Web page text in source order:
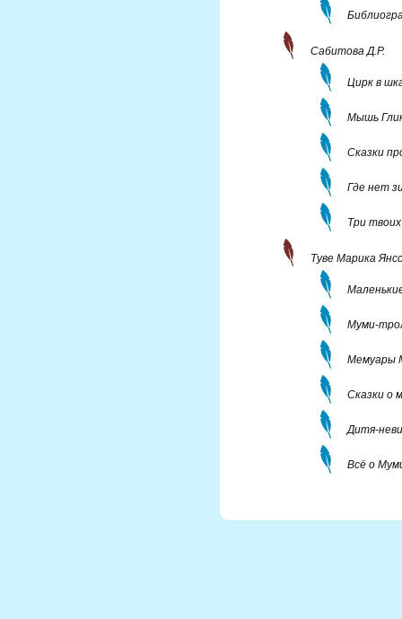
Сабитова Д.Р.
Цирк в
Мышь
Сказки
Где нет
Три
Туве Марика
Муми-
Мемуары
Сказки о
Дитя-
Всё о